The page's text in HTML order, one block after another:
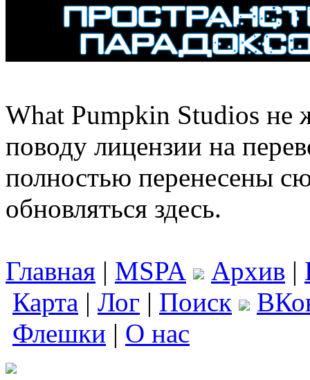
What Pumpkin Studios не
поводу лицензии на
полностью перенесены
обновляться здесь.
Главная | MSPA Архив |
Карта | Лог | Поиск
Флешки | О нас